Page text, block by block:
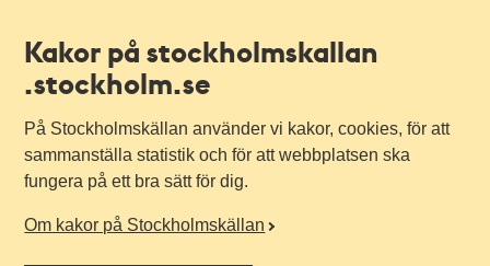
Kakor på stockholmskallan
.stockholm.se
På Stockholmskällan använder vi kakor, cookies, för att
sammanställa statistik och för att webbplatsen ska
fungera på ett bra sätt för dig.
Om kakor på Stockholmskällan